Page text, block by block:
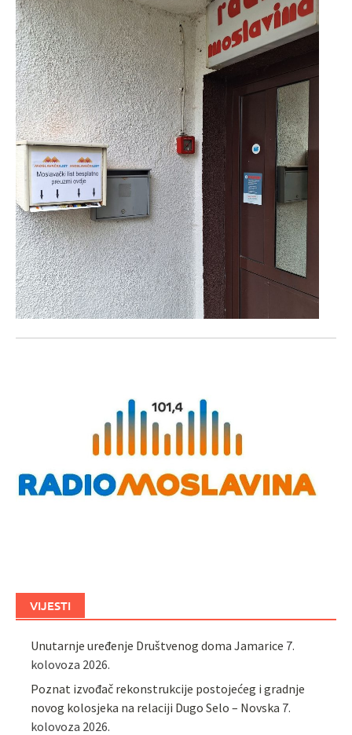
VIJESTI
Unutarnje uređenje Društvenog doma Jamarice 7.
kolovoza 2026.
Poznat izvođač rekonstrukcije postojećeg i gradnje
novog kolosjeka na relaciji Dugo Selo – Novska 7.
kolovoza 2026.